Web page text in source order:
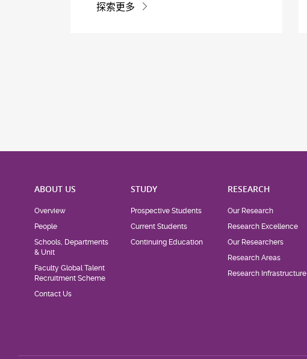
探索更多
ABOUT US
Overview
People
Schools, Departments
& Unit
Faculty Global Talent
Recruitment Scheme
Contact Us
STUDY
Prospective Students
Current Students
Continuing Education
RESEARCH
Our Research
Research Excellence
Our Researchers
Research Areas
Research Infrastructure